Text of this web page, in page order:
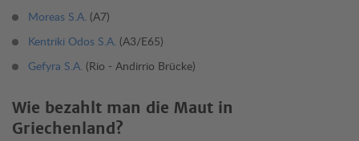
Moreas S.A. (A7)
Kentriki Odos S.A. (A3/E65)
Gefyra S.A. (Rio - Andirrio Brücke)
Wie bezahlt man die Maut in
Griechenland?